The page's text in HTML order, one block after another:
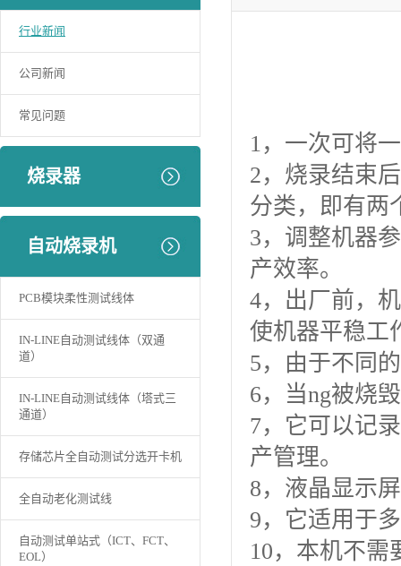
行业新闻
公司新闻
常见问题
烧录器
自动烧录机
PCB模块柔性测试线体
IN-LINE自动测试线体（双通
道）
IN-LINE自动测试线体（塔式三
通道）
存储芯片全自动测试分选开卡机
全自动老化测试线
自动测试单站式（ICT、FCT、
EOL）
1，一次可将
2，烧录结束
分类，即有两
3，调整机器
产效率。
4，出厂前，
使机器平稳工
5，由于不同
6，当ng被烧
7，它可以记
产管理。
8，液晶显示
9，它适用于
10，本机不需